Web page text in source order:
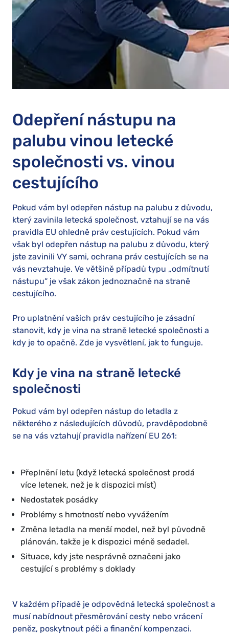
Odepření nástupu na
palubu vinou letecké
společnosti vs. vinou
cestujícího
Pokud vám byl odepřen nástup na palubu z důvodu,
který zavinila letecká společnost, vztahují se na vás
pravidla EU ohledně práv cestujících. Pokud vám
však byl odepřen nástup na palubu z důvodu, který
jste zavinili VY sami, ochrana práv cestujících se na
vás nevztahuje. Ve většině případů typu „odmítnutí
nástupu“ je však zákon jednoznačně na straně
cestujícího.
Pro uplatnění vašich práv cestujícího je zásadní
stanovit, kdy je vina na straně letecké společnosti a
kdy je to opačně. Zde je vysvětlení, jak to funguje.
Kdy je vina na straně letecké
společnosti
Pokud vám byl odepřen nástup do letadla z
některého z následujících důvodů, pravděpodobně
se na vás vztahují pravidla nařízení EU 261:
Přeplnění letu (když letecká společnost prodá
více letenek, než je k dispozici míst)
Nedostatek posádky
Problémy s hmotností nebo vyvážením
Změna letadla na menší model, než byl původně
plánován, takže je k dispozici méně sedadel.
Situace, kdy jste nesprávně označeni jako
cestující s problémy s doklady
V každém případě je odpovědná letecká společnost a
musí nabídnout přesměrování cesty nebo vrácení
peněz, poskytnout péči a finanční kompenzaci.